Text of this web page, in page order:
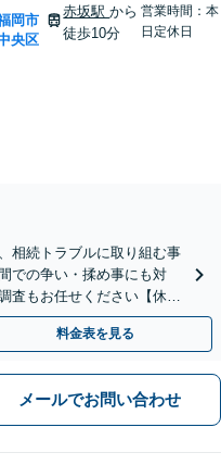
岡市
央区
赤坂駅から
徒歩10分
営業時間：本
日定休日
相続トラブルに取り組む事
での争い・揉め事にも対
査もお任せください【休
2分】
料金表を見る
メールでお問い合わせ